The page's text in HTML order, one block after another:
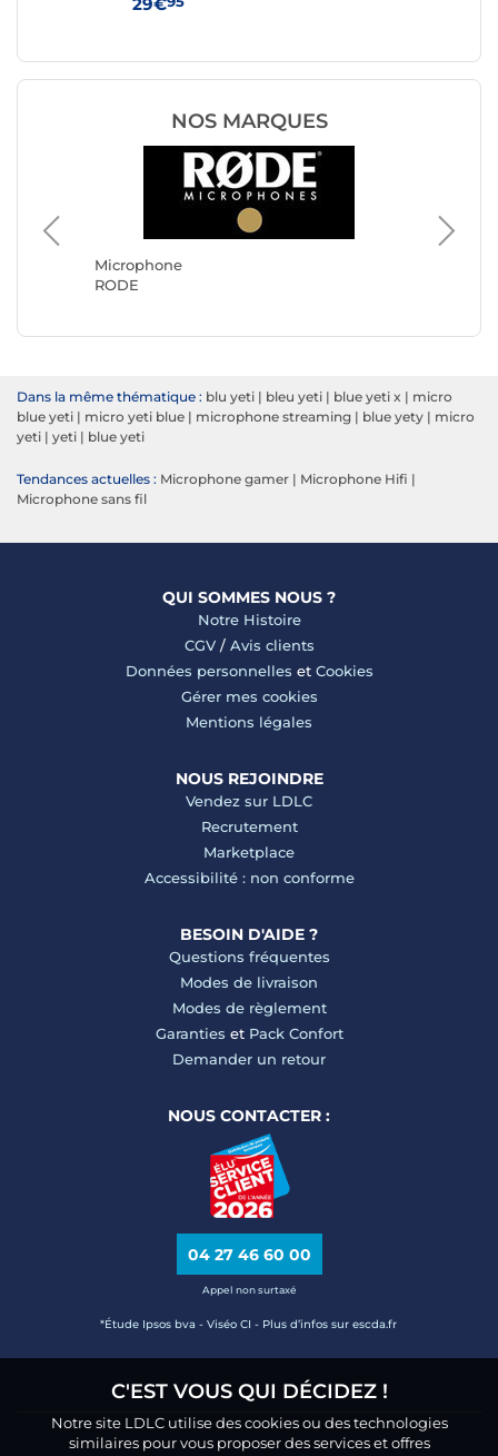
NOS MARQUES
Microphone
RODE
Boya
Dans la même thématique : blu yeti | bleu yeti | blue yeti x | micro
blue yeti | micro yeti blue | microphone streaming | blue yety | micro
yeti | yeti | blue yeti
Tendances actuelles : Microphone gamer | Microphone Hifi |
Microphone sans fil
QUI SOMMES NOUS ?
Notre Histoire
CGV/ Avis clients
Données personnelles et Cookies
Gérer mes cookies
Mentions légales
NOUS REJOINDRE
Vendez sur LDLC
Recrutement
Marketplace
Accessibilité : non conforme
BESOIN D'AIDE ?
Questions fréquentes
Modes de livraison
Modes de règlement
Garanties et Pack Confort
Demander un retour
NOUS CONTACTER :
04 27 46 60 00
Appel non surtaxé
*Étude Ipsos bva - Viséo CI - Plus d’infos sur escda.fr
C'EST VOUS QUI DÉCIDEZ !
Notre site LDLC utilise des cookies ou des technologies
similaires pour vous proposer des services et offres